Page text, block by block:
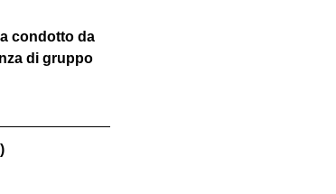
condotto da
di gruppo
)